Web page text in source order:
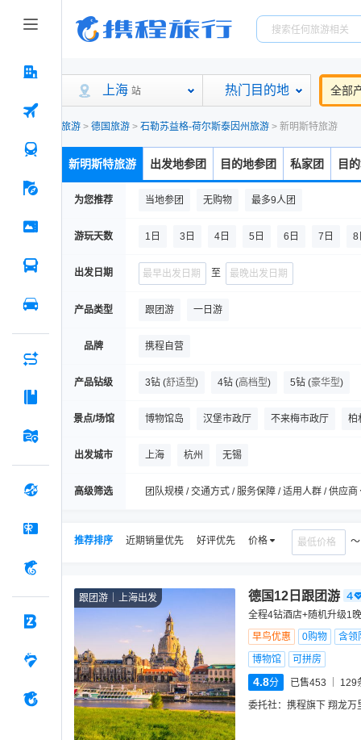
上海 站 热门目的地 全部
旅游 > 德国旅游 > 石勒苏益格-荷尔斯泰因州旅游 > 新明斯特旅游
新明斯特旅游 出发地参团 目的地参团 私家团 目
为您推荐 当地参团 无购物 最多9人团
游玩天数 1日 3日 4日 5日 6日 7日 8
出发日期 至
产品类型 跟团游 一日游
品牌 携程自营
产品钻级 3钻 (舒适型) 4钻 (高档型) 5钻 (豪华型)
景点/场馆 博物馆岛 汉堡市政厅 不来梅市政厅 柏
海恩豪森王室花园
出发城市 上海 杭州 无锡
高级筛选 团队规模 / 交通方式 / 服务保障 / 适用人群 / 供应商
推荐排序 近期销量优先 好评优先 价格
跟团游 上海出发 德国12日跟团游
全程4钻酒店+随机升级1
早鸟优惠
0购物
含领
博物馆
可拼房
4.8分 已售453 129
委托社： 携程旗下 翔龙万